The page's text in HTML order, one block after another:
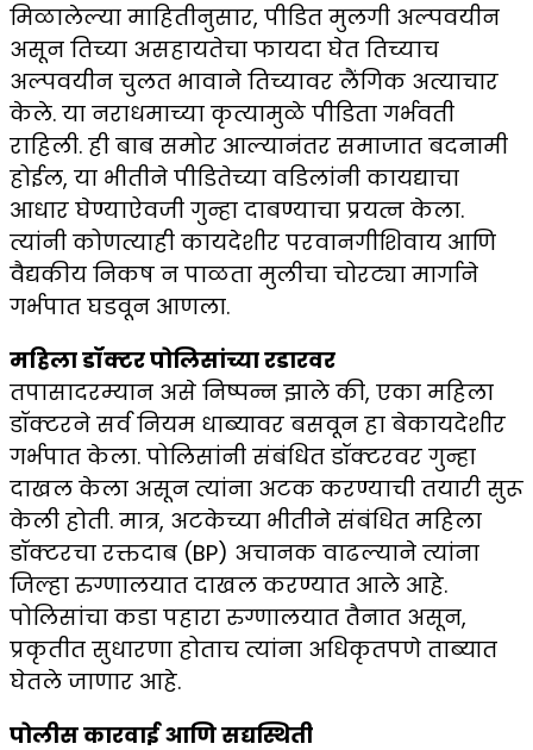
मिळालेल्या माहितीनुसार, पीडित मुलगी अल्पवयीन
असून तिच्या असहायतेचा फायदा घेत तिच्याच
अल्पवयीन चुलत भावाने तिच्यावर लैंगिक अत्याचार
केले. या नराधमाच्या कृत्यामुळे पीडिता गर्भवती
राहिली. ही बाब समोर आल्यानंतर समाजात बदनामी
होईल, या भीतीने पीडितेच्या वडिलांनी कायद्याचा
आधार घेण्याऐवजी गुन्हा दाबण्याचा प्रयत्न केला.
त्यांनी कोणत्याही कायदेशीर परवानगीशिवाय आणि
वैद्यकीय निकष न पाळता मुलीचा चोरट्या मार्गाने
गर्भपात घडवून आणला.
महिला डॉक्टर पोलिसांच्या रडारवर
तपासादरम्यान असे निष्पन्न झाले की, एका महिला
डॉक्टरने सर्व नियम धाब्यावर बसवून हा बेकायदेशीर
गर्भपात केला. पोलिसांनी संबंधित डॉक्टरवर गुन्हा
दाखल केला असून त्यांना अटक करण्याची तयारी सुरू
केली होती. मात्र, अटकेच्या भीतीने संबंधित महिला
डॉक्टरचा रक्तदाब (BP) अचानक वाढल्याने त्यांना
जिल्हा रुग्णालयात दाखल करण्यात आले आहे.
पोलिसांचा कडा पहारा रुग्णालयात तैनात असून,
प्रकृतीत सुधारणा होताच त्यांना अधिकृतपणे ताब्यात
घेतले जाणार आहे.
पोलीस कारवाई आणि सद्यस्थिती